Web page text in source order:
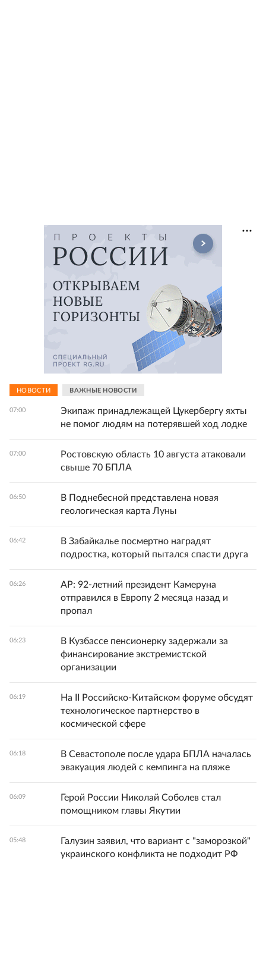
НОВОСТИ ВАЖНЫЕ НОВОСТИ
07:00
Экипаж принадлежащей Цукербергу яхты
не помог людям на потерявшей ход лодке
07:00
Ростовскую область 10 августа атаковали
свыше 70 БПЛА
06:50
В Поднебесной представлена новая
геологическая карта Луны
06:42
В Забайкалье посмертно наградят
подростка, который пытался спасти друга
06:26
AP: 92-летний президент Камеруна
отправился в Европу 2 месяца назад и
пропал
06:23
В Кузбассе пенсионерку задержали за
финансирование экстремистской
организации
06:19
На II Российско-Китайском форуме обсудят
технологическое партнерство в
космической сфере
06:18
В Севастополе после удара БПЛА началась
эвакуация людей с кемпинга на пляже
06:09
Герой России Николай Соболев стал
помощником главы Якутии
05:48
Галузин заявил, что вариант с "заморозкой"
украинского конфликта не подходит РФ